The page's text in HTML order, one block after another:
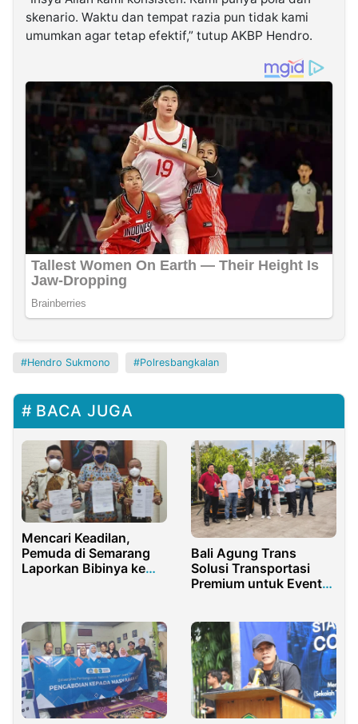
skenario. Waktu dan tempat razia pun tidak kami
umumkan agar tetap efektif,” tutup AKBP Hendro.
Hendro Sukmono Polresbangkalan
BACA JUGA
Mencari Keadilan,
Pemuda di Semarang
Laporkan Bibinya ke
Bali Agung Trans
Solusi Transportasi
Premium untuk Event